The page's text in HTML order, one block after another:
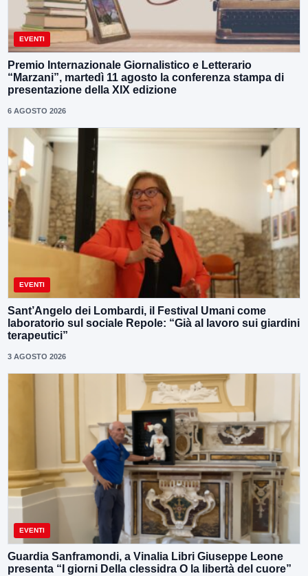
EVENTI
Premio Internazionale Giornalistico e Letterario
“Marzani”, martedì 11 agosto la conferenza stampa di
presentazione della XIX edizione
6 AGOSTO 2026
EVENTI
Sant’Angelo dei Lombardi, il Festival Umani come
laboratorio sul sociale Repole: “Già al lavoro sui giardini
terapeutici”
3 AGOSTO 2026
EVENTI
Guardia Sanframondi, a Vinalia Libri Giuseppe Leone
presenta “I giorni Della clessidra O la libertà del cuore”